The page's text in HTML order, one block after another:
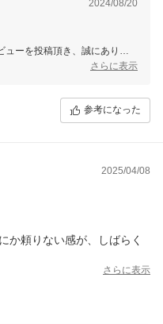
2024/08/20
ーを投稿頂き、誠にありが
ご検討いただけますと幸いで
さらに表示
参考になった
2025/04/08
か頼りない感が、しばらく
さらに表示